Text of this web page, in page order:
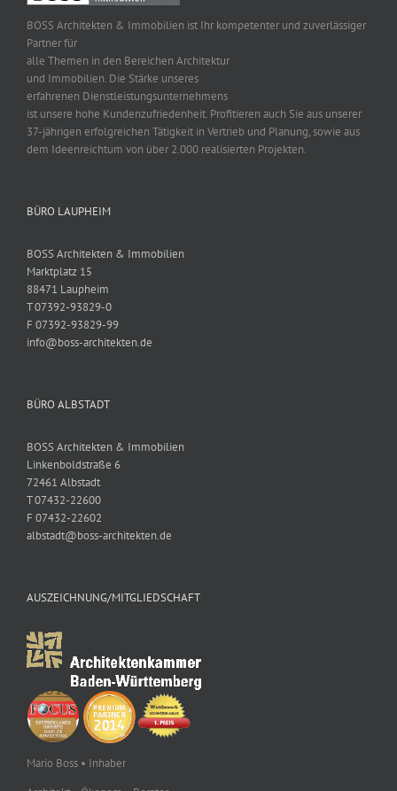
BOSS Architekten & Immobilien ist Ihr kompetenter und zuverlässiger
Partner für
alle Themen in den Bereichen Architektur
und Immobilien. Die Stärke unseres
erfahrenen Dienstleistungsunternehmens
ist unsere hohe Kundenzufriedenheit. Profitieren auch Sie aus unserer
37-jährigen erfolgreichen Tätigkeit in Vertrieb und Planung, sowie aus
dem Ideenreichtum von über 2.000 realisierten Projekten.
BÜRO LAUPHEIM
BOSS Architekten & Immobilien
Marktplatz 15
88471 Laupheim
T 07392-93829-0
F 07392-93829-99
info@boss-architekten.de
BÜRO ALBSTADT
BOSS Architekten & Immobilien
Linkenboldstraße 6
72461 Albstadt
T 07432-22600
F 07432-22602
albstadt@boss-architekten.de
AUSZEICHNUNG/MITGLIEDSCHAFT
Mario Boss • Inhaber